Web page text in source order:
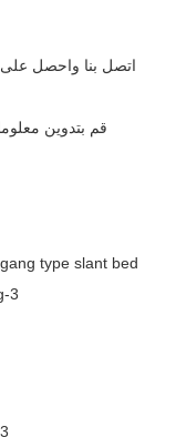
اتصل بنا واحصل
قم بتدوين